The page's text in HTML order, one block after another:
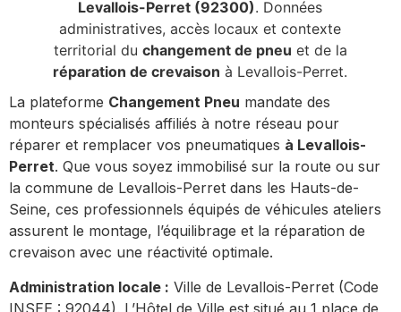
Levallois-Perret (92300). Données
administratives, accès locaux et contexte
territorial du changement de pneu et de la
réparation de crevaison à Levallois-Perret.
La plateforme Changement Pneu mandate des
monteurs spécialisés affiliés à notre réseau pour
réparer et remplacer vos pneumatiques à Levallois-
Perret. Que vous soyez immobilisé sur la route ou sur
la commune de Levallois-Perret dans les Hauts-de-
Seine, ces professionnels équipés de véhicules ateliers
assurent le montage, l’équilibrage et la réparation de
crevaison avec une réactivité optimale.
Administration locale : Ville de Levallois-Perret (Code
INSEE : 92044). L’Hôtel de Ville est situé au 1 place de